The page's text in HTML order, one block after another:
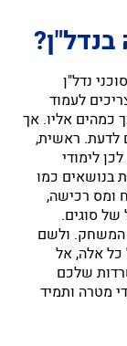
נדל"ן
לעמוד
כמהים אליו. אך
לדעת. ראשית,
לימודי
בנושאים כמו
ומס רכישה,
סוגים.
המשחק. ולשם
כל אלה, אל
שלכם
מטרה ותמיד